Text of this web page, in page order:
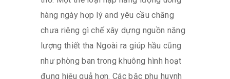
hàng ngày hợp lý and yêu cầu chăng
chưa riêng gì chế xây dựng nguồn năng
lượng thiết tha Ngoài ra giúp hầu cũng
như phòng ban trong khuông hình hoạt
đụng hiệu quả hơn. Các bậc phụ huynh